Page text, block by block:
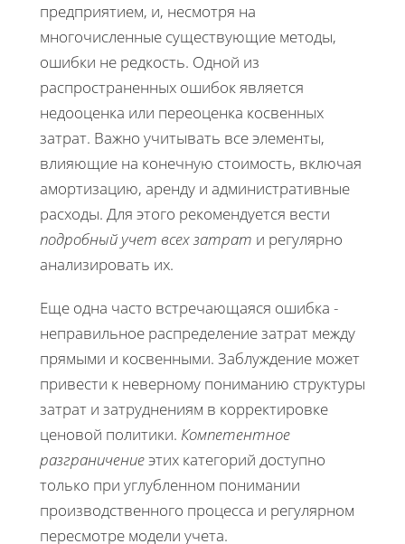
предприятием, и, несмотря на
многочисленные существующие методы,
ошибки не редкость. Одной из
распространенных ошибок является
недооценка или переоценка косвенных
затрат. Важно учитывать все элементы,
влияющие на конечную стоимость, включая
амортизацию, аренду и административные
расходы. Для этого рекомендуется вести
подробный учет всех затрат и регулярно
анализировать их.
Еще одна часто встречающаяся ошибка -
неправильное распределение затрат между
прямыми и косвенными. Заблуждение может
привести к неверному пониманию структуры
затрат и затруднениям в корректировке
ценовой политики. Компетентное
разграничениеэтих категорий доступно
только при углубленном понимании
производственного процесса и регулярном
пересмотре модели учета.